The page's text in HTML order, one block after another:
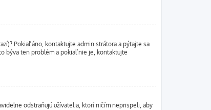
Pokiaľ áno, kontaktujte administrátora a pýtajte sa
býva ten problém a pokiaľ nie je, kontaktujte
odstraňujú užívatelia, ktorí ničím neprispeli, aby